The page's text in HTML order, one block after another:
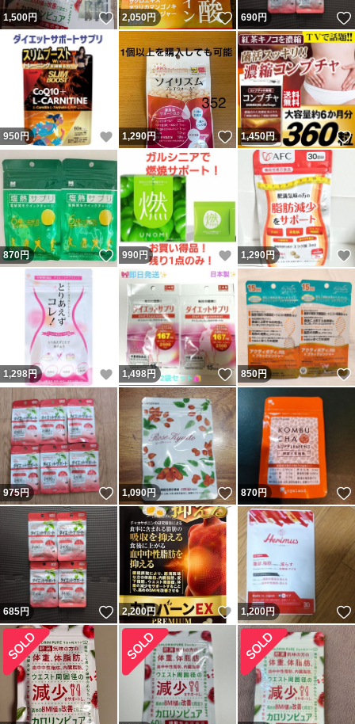
1,500円 いいね！
2,050円 いいね！
690円
950 円 いいね！
1,290円 いいね！
1,450円
870円 いいね！
990 円 いいね！
1,290円
1,298円 いいね！
1,498円 いいね！
850円
975円 いいね！
1,090円 いいね！
870円
685円 いいね！
2,200円 いいね！
1,200円